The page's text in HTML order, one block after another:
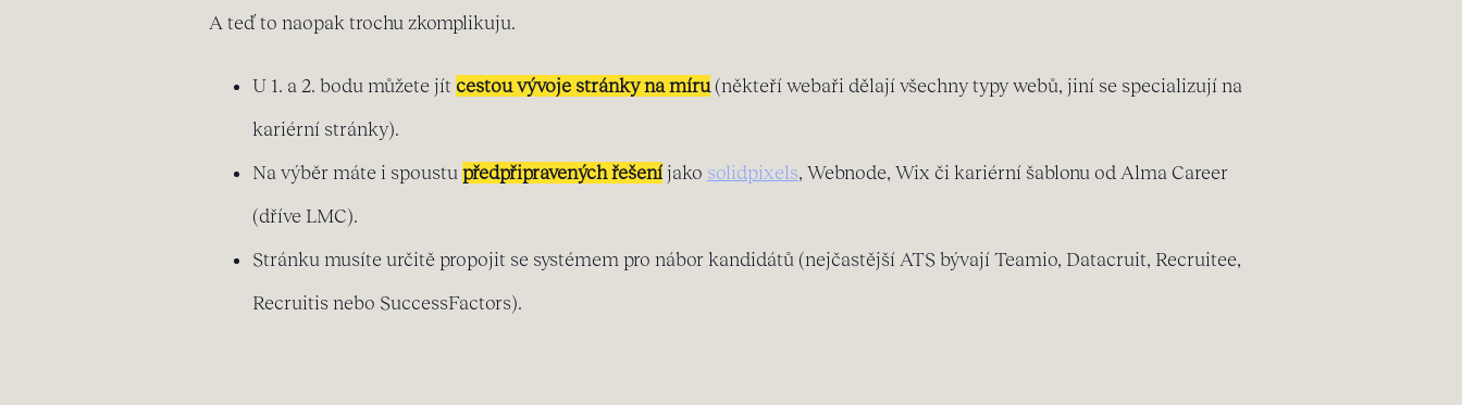
A teď to naopak trochu zkomplikuju.
U 1. a 2. bodu můžete jít cestou vývoje stránky na míru(někteří webaři dělají všechny typy webů, jiní se specializují na
kariérní stránky).
Na výběr máte i spoustu předpřipravených řešení jako solidpixels, Webnode, Wix či kariérní šablonu od Alma Career
(dříve LMC).
Stránku musíte určitě propojit se systémem pro nábor kandidátů (nejčastější ATS bývají Teamio, Datacruit, Recruitee,
Recruitis nebo SuccessFactors).